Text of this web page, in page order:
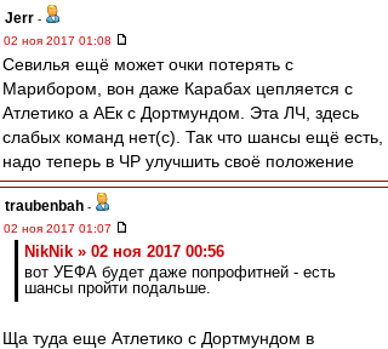
Jerr -
02 ноя 2017 01:08
Севилья ещё может очки потерять с
Марибором, вон даже Карабах цепляется с
Атлетико а АЕк с Дортмундом. Эта ЛЧ, здесь
слабых команд нет(с). Так что шансы ещё есть,
надо теперь в ЧР улучшить своё положение
traubenbah -
02 ноя 2017 01:07
NikNik » 02 ноя 2017 00:56
вот УЕФА будет даже попрофитней - есть
шансы пройти подальше.
Ща туда еще Атлетико с Дортмундом в